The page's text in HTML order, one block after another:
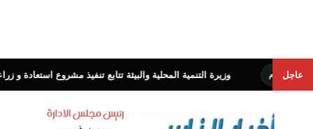
عاجل وزيرة التنمية المحلية والبيئة تتابع تنفيذ مشروع استعادة و زراعة